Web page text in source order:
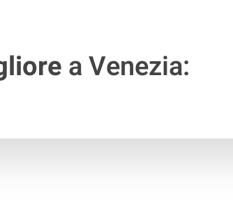
a Venezia: